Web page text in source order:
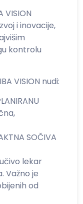
i inovacije,
kontrolu
VISION nudi:
SOČIVA
lekar
Važno je
od